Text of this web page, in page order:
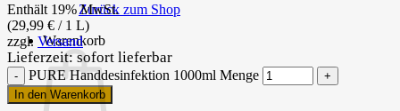
Zurück zum Shop
Warenkorb
Enthält 19% MwSt.
(29,99 € / 1 L)
zzgl. Versand
Lieferzeit: sofort lieferbar
PURE Handdesinfektion 1000ml Menge
In den Warenkorb